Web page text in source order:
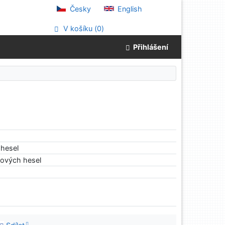
Česky English
V košíku (0)
Přihlášení
hesel